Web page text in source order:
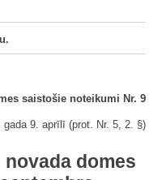
saistošie noteikumi Nr. 9
gada 9. aprīlī (prot. Nr. 5, 2. §)
domes